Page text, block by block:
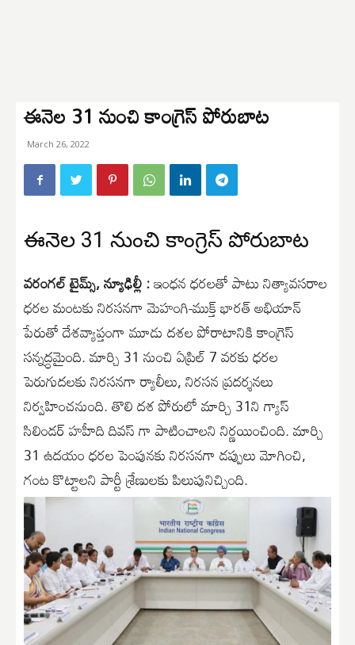
ఈనెల 31 నుంచి కాంగ్రెస్ పోరుబాట
March 26, 2022
ఈనెల 31 నుంచి కాంగ్రెస్ పోరుబాట
వరంగల్ టైమ్స్, న్యూఢిల్లీ :ఇంధన ధరలతో పాటు నిత్యావసరాల
ధరల మంటకు నిరసనగా మెహంగి-ముక్త్ భారత్ అభియాన్
పేరుతో దేశవ్యాప్తంగా మూడు దశల పోరాటానికి కాంగ్రెస్
సన్నద్ధమైంది. మార్చి 31 నుంచి ఏప్రిల్ 7 వరకు ధరల
పెరుగుదలకు నిరసనగా ర్యాలీలు, నిరసన ప్రదర్శనలు
నిర్వహించనుంది. తొలి దశ పోరులో మార్చి 31ని గ్యాస్
సిలిండర్ హహీది దివస్ గా పాటించాలని నిర్ణయించింది. మార్చి
31 ఉదయం ధరల పెంపునకు నిరసనగా డప్పులు మోగించి,
గంట కొట్టాలని పార్టీ శ్రేణులకు పిలుపునిచ్చింది.